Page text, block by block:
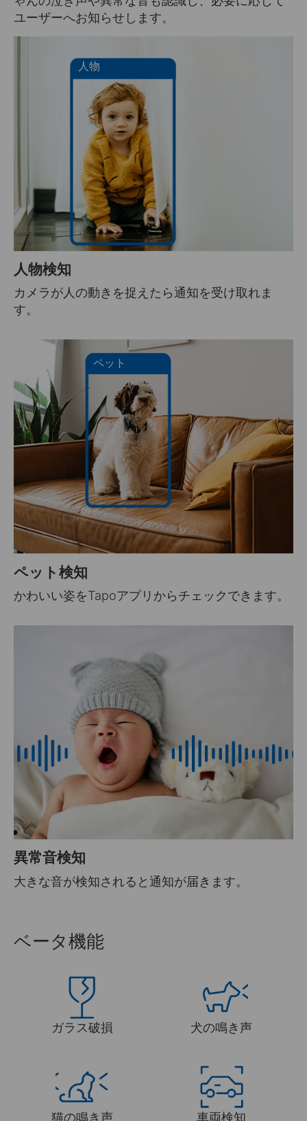
ユーザーへお知らせします。
人物
人物検知
カメラが人の動きを捉えたら通知を受け取れま
す。
ペット
ペット検知
かわいい姿をTapoアプリからチェックできます。
異常音検知
大きな音が検知されると通知が届きます。
ベータ機能
ガラス破損 犬の鳴き声
猫の鳴き声 車両検知